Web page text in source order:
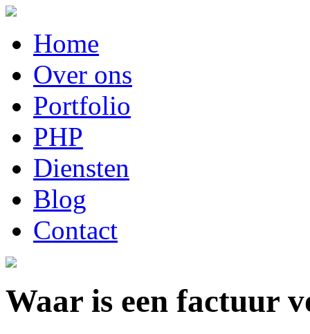
Home
Over ons
Portfolio
PHP
Diensten
Blog
Contact
Waar is een factuur